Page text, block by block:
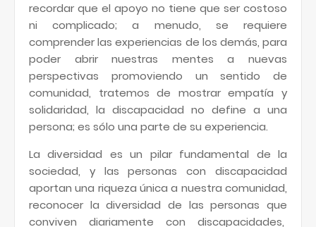
recordar que el apoyo no tiene que ser costoso
ni complicado; a menudo, se requiere
comprender las experiencias de los demás, para
poder abrir nuestras mentes a nuevas
perspectivas promoviendo un sentido de
comunidad, tratemos de mostrar empatía y
solidaridad, la discapacidad no define a una
persona; es sólo una parte de su experiencia.
La diversidad es un pilar fundamental de la
sociedad, y las personas con discapacidad
aportan una riqueza única a nuestra comunidad,
reconocer la diversidad de las personas que
conviven diariamente con discapacidades,